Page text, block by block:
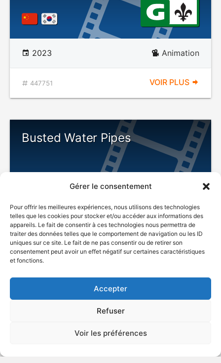
Gérer le consentement
Pour offrir les meilleures expériences, nous utilisons des technologies
telles que les cookies pour stocker et/ou accéder aux informations des
appareils. Le fait de consentir à ces technologies nous permettra de
traiter des données telles que le comportement de navigation ou les ID
uniques sur ce site. Le fait de ne pas consentir ou de retirer son
consentement peut avoir un effet négatif sur certaines caractéristiques
et fonctions.
Accepter
Refuser
Voir les préférences
2023 Animation
447751 VOIR PLUS
Busted Water Pipes
2026
Boonie Bears The Adventurers: